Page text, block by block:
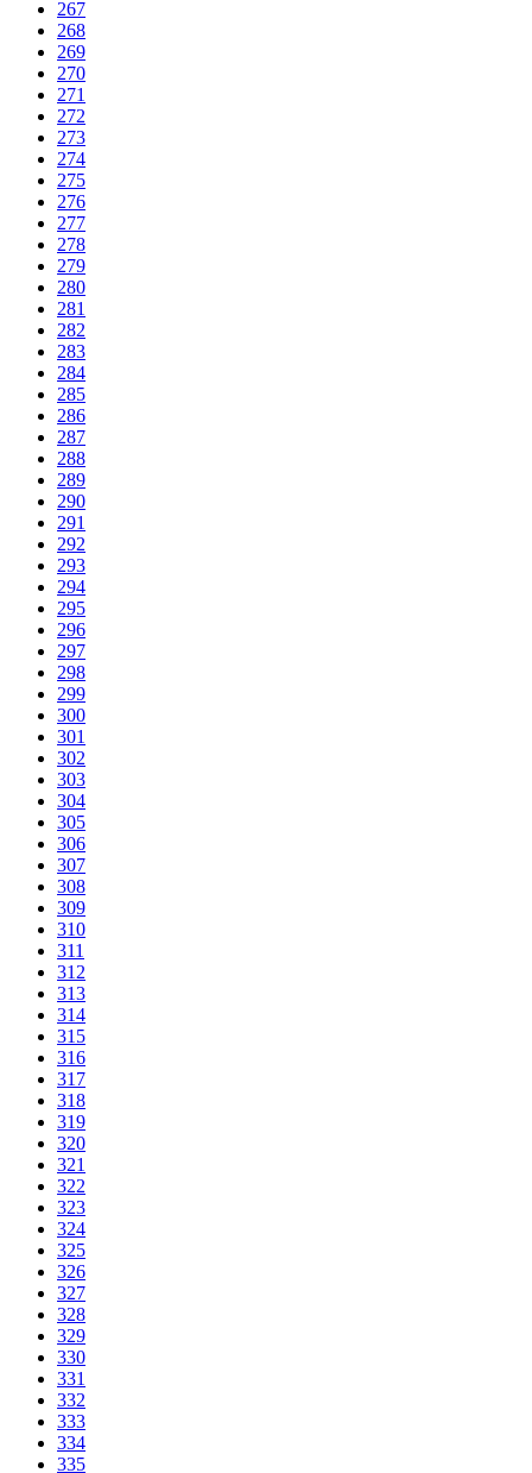
267
268
269
270
271
272
273
274
275
276
277
278
279
280
281
282
283
284
285
286
287
288
289
290
291
292
293
294
295
296
297
298
299
300
301
302
303
304
305
306
307
308
309
310
311
312
313
314
315
316
317
318
319
320
321
322
323
324
325
326
327
328
329
330
331
332
333
334
335